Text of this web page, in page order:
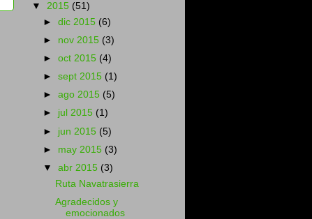
▼ 2015 (51)
►dic 2015 (6)
► nov 2015 (3)
►oct 2015 (4)
►sept 2015 (1)
►ago 2015 (5)
► jul 2015 (1)
► jun 2015 (5)
► may 2015 (3)
▼abr 2015 (3)
Ruta Navatrasierra
Agradecidos y
emocionados